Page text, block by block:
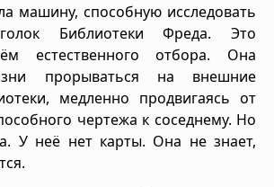
машину, способную исследовать
Библиотеки Фреда. Это
естественного отбора. Она
прорываться на внешние
медленно продвигаясь от
чертежа к соседнему. Но
У неё нет карты. Она не знает,